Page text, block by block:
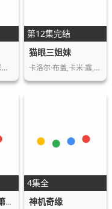
温特沃斯·米勒,多米尼克·珀塞尔,阿莫里·…
第12集完结
猫眼三姐妹
卡洛尔·布盖,卡米·露,康斯坦斯·拉贝,辛…
无耻之徒(美版)第十季
4集全
神机奇缘